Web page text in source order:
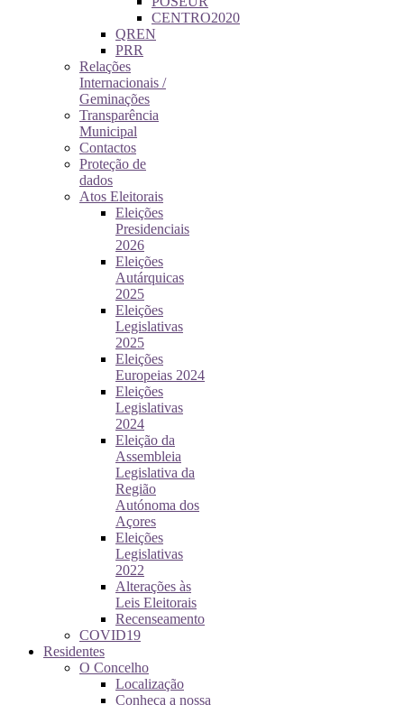
CENTRO2020
QREN
PRR
Relações
Internacionais /
Geminações
Transparência
Municipal
Contactos
Proteção de
dados
Atos Eleitorais
Eleições
Presidenciais
2026
Eleições
Autárquicas
2025
Eleições
Legislativas
2025
Eleições
Europeias 2024
Eleições
Legislativas
2024
Eleição da
Assembleia
Legislativa da
Região
Autónoma dos
Açores
Eleições
Legislativas
2022
Alterações às
Leis Eleitorais
Recenseamento
COVID19
Residentes
O Concelho
Localização
Conheça a nossa